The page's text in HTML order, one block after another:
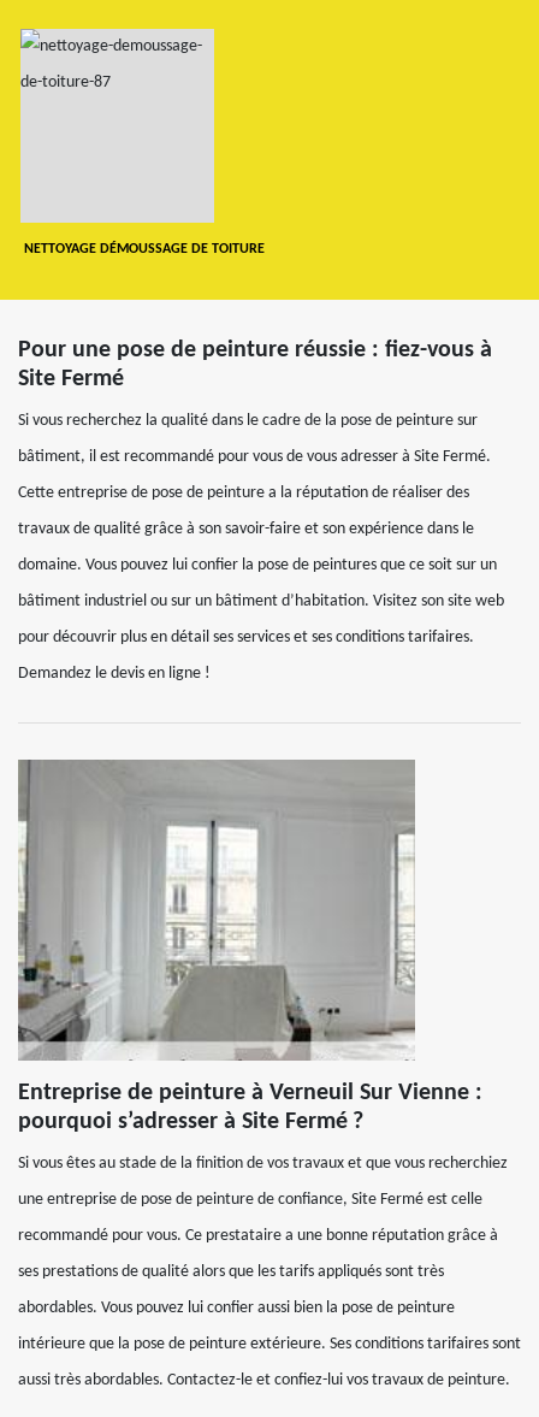
NETTOYAGE DÉMOUSSAGE DE TOITURE
Pour une pose de peinture réussie : fiez-vous à
Site Fermé
Si vous recherchez la qualité dans le cadre de la pose de peinture sur
bâtiment, il est recommandé pour vous de vous adresser à Site Fermé.
Cette entreprise de pose de peinture a la réputation de réaliser des
travaux de qualité grâce à son savoir-faire et son expérience dans le
domaine. Vous pouvez lui confier la pose de peintures que ce soit sur un
bâtiment industriel ou sur un bâtiment d’habitation. Visitez son site web
pour découvrir plus en détail ses services et ses conditions tarifaires.
Demandez le devis en ligne !
Entreprise de peinture à Verneuil Sur Vienne :
pourquoi s’adresser à Site Fermé ?
Si vous êtes au stade de la finition de vos travaux et que vous recherchiez
une entreprise de pose de peinture de confiance, Site Fermé est celle
recommandé pour vous. Ce prestataire a une bonne réputation grâce à
ses prestations de qualité alors que les tarifs appliqués sont très
abordables. Vous pouvez lui confier aussi bien la pose de peinture
intérieure que la pose de peinture extérieure. Ses conditions tarifaires sont
aussi très abordables. Contactez-le et confiez-lui vos travaux de peinture.